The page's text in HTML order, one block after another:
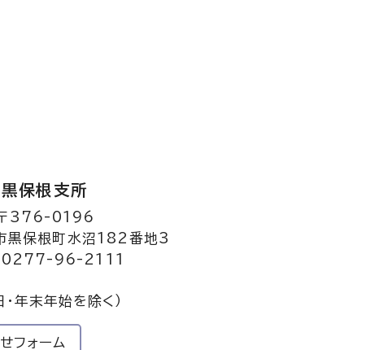
黒保根支所
376-0196
黒保根町水沼182番地3
0277-96-2111
・年末年始を除く）
フォーム